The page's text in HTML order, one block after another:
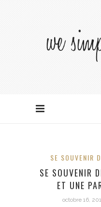
SE SOUVENIR
SE SOUVENIR
ET UNE
octobre 16,